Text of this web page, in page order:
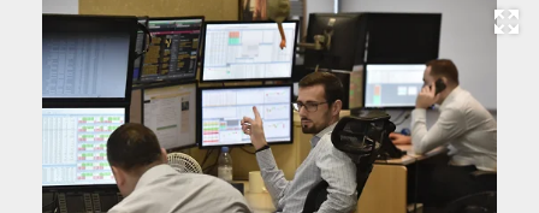
Развернуть